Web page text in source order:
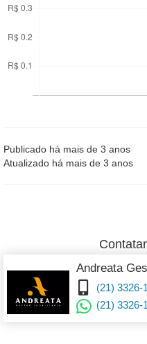
Publicado há mais de 3 anos
Atualizado há mais de 3 anos
Andreata
(21) 3326-
(21) 3326-